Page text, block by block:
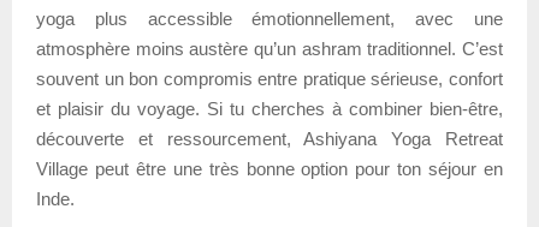
yoga plus accessible émotionnellement, avec une
atmosphère moins austère qu’un ashram traditionnel. C’est
souvent un bon compromis entre pratique sérieuse, confort
et plaisir du voyage. Si tu cherches à combiner bien-être,
découverte et ressourcement, Ashiyana Yoga Retreat
Village peut être une très bonne option pour ton séjour en
Inde.